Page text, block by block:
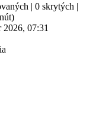
| 0 skrytých |
2026, 07:31